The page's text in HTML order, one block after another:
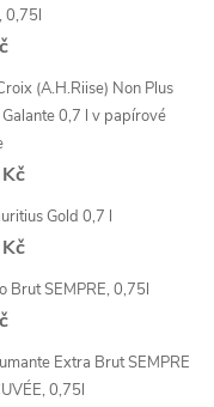
0,75l
(A.H.Riise) Non Plus
0,7 l v papírové
Gold 0,7 l
Brut SEMPRE, 0,75l
Extra Brut SEMPRE
0,75l